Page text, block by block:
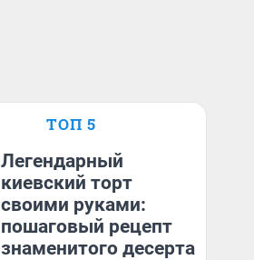
ТОП 5
Легендарный
киевский торт
своими руками:
пошаговый рецепт
знаменитого десерта